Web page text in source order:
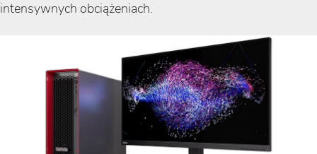
intensywnych obciążeniach​​​​.